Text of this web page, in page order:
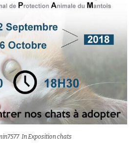
InExposition chats